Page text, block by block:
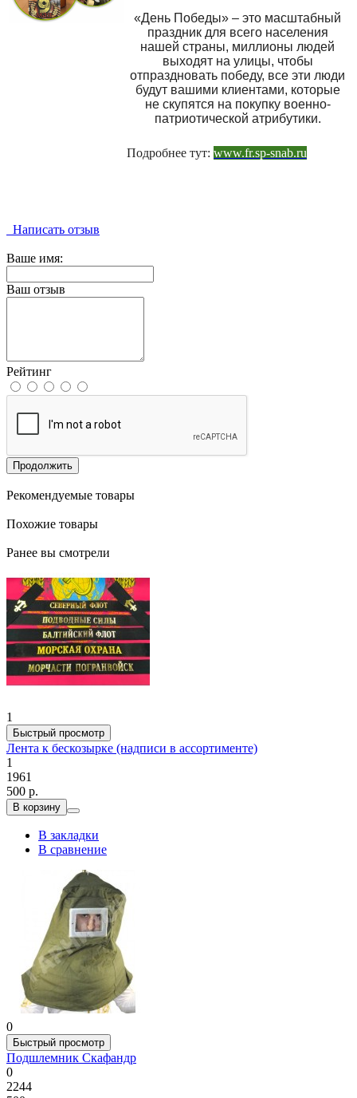
«День Победы» – это масштабный
праздник для всего населения
нашей страны, миллионы людей
выходят на улицы, чтобы
отпраздновать победу, все эти люди
будут вашими клиентами, которые
не скупятся на покупку военно-
патриотической атрибутики.
Подробнее тут: www.fr.sp-snab.ru
Написать отзыв
Ваше имя:
Ваш отзыв
Рейтинг
Продолжить
Рекомендуемые товары
Похожие товары
Ранее вы смотрели
1
Быстрый просмотр
Лента к бескозырке (надписи в ассортименте)
1
1961
500 р.
В корзину
В закладки
В сравнение
0
Быстрый просмотр
Подшлемник Скафандр
0
2244